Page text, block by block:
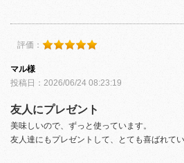
評価：
マル様
投稿日：2026/06/24 08:23:19
友人にプレゼント
美味しいので、ずっと使っています。
友人達にもプレゼントして、とても喜ばれてい